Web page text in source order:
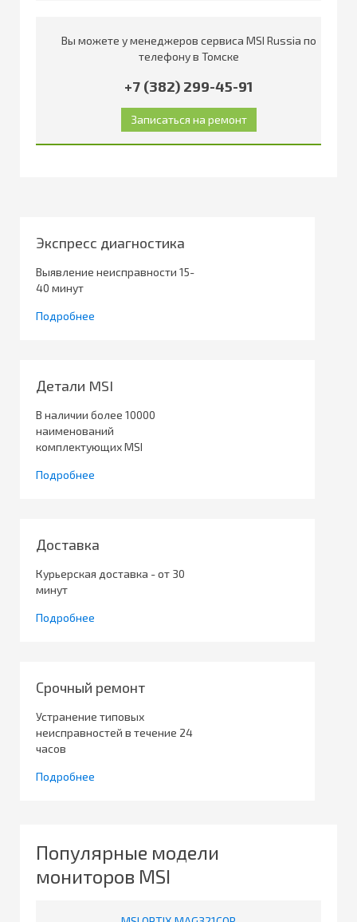
Вы можете у менеджеров сервиса MSI Russia по
телефону в Томске
+7 (382) 299-45-91
Экспресс диагностика
Выявление неисправности 15-
40 минут
Подробнее
Детали MSI
В наличии более 10000
наименований
комплектующих MSI
Подробнее
Доставка
Курьерская доставка - от 30
минут
Подробнее
Срочный ремонт
Устранение типовых
неисправностей в течение 24
часов
Подробнее
Популярные модели
мониторов MSI